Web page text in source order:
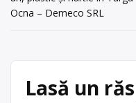
0245/611653, Maria
Târgoviște
0245/611653
în
Ocna – Demeco SRL
Lasă un